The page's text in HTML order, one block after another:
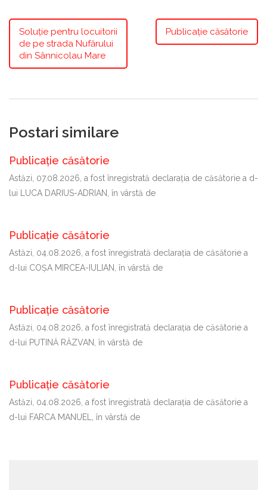
Soluție pentru locuitorii
de pe strada Nufărului
din Sânnicolau Mare
Publicație căsătorie
Postari similare
Publicație căsătorie
Astăzi, 07.08.2026, a fost înregistrată declaraţia de căsătorie a d-
lui LUCA DARIUS-ADRIAN, în vârstă de
Publicație căsătorie
Astăzi, 04.08.2026, a fost înregistrată declaraţia de căsătorie a
d-lui COȘA MIRCEA-IULIAN, în vârstă de
Publicație căsătorie
Astăzi, 04.08.2026, a fost înregistrată declaraţia de căsătorie a
d-lui PUTINĂ RĂZVAN, în vârstă de
Publicație căsătorie
Astăzi, 04.08.2026, a fost înregistrată declaraţia de căsătorie a
d-lui FARCA MANUEL, în vârstă de